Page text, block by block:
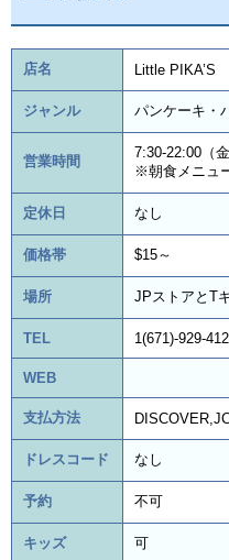
店名 Little PIKA’S
ジャンル パンケーキ・
営業時間
7:30-22:00（
※朝食メニュ
定休日 なし
価格帯 $15～
場所 JPストアとT
TEL 1(671)-929-
WEB
支払方法
ドレスコード なし
予約 不可
キッズ 可